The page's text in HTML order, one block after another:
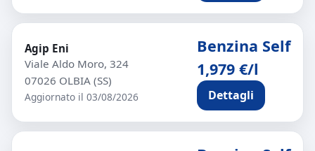
Agip Eni
Viale Aldo Moro, 324
07026 OLBIA (SS)
Aggiornato il 03/08/2026
Benzina Self
1,979 €/l
Dettagli